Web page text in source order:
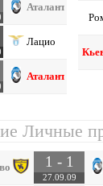
Аталанта
Лацио
Аталанта
Личные
1 - 1
27.09.09